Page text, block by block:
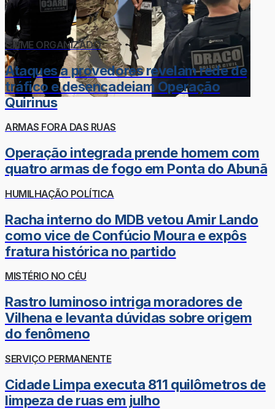
CRIME ORGANIZADO
Ataques a provedores revelam rede de
tráfico e desencadeiam Operação
Quirinus
ARMAS FORA DAS RUAS
Operação integrada prende homem com
quatro armas de fogo em Ponta do Abunã
HUMILHAÇÃO POLÍTICA
Racha interno do MDB vetou Amir Lando
como vice de Confúcio Moura e expôs
fratura histórica no partido
MISTÉRIO NO CÉU
Rastro luminoso intriga moradores de
Vilhena e levanta dúvidas sobre origem
do fenômeno
SERVIÇO PERMANENTE
Cidade Limpa executa 811 quilômetros de
limpeza de ruas em julho